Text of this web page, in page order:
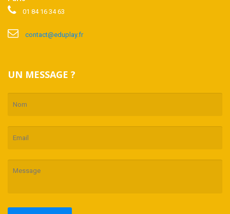
01 84 16 34 63
contact@eduplay.fr
UN MESSAGE ?